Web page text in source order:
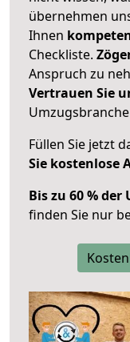
übernehmen
Ihnen
Checkliste.
Anspruch zu
Vertrauen Sie
Füllen Sie jetzt
Sie kostenlose
Bis zu 60 %
finden Sie nur